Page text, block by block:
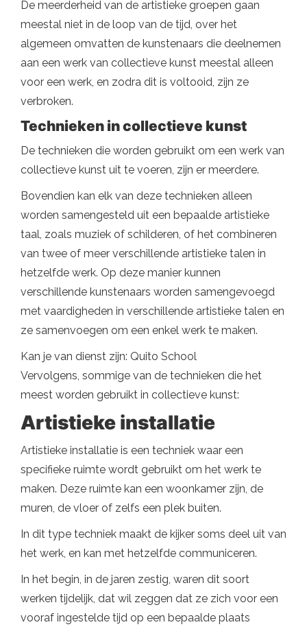
De meerderheid van de artistieke groepen gaan
meestal niet in de loop van de tijd, over het
algemeen omvatten de kunstenaars die deelnemen
aan een werk van collectieve kunst meestal alleen
voor een werk, en zodra dit is voltooid, zijn ze
verbroken.
Technieken in collectieve kunst
De technieken die worden gebruikt om een ​​werk van
collectieve kunst uit te voeren, zijn er meerdere.
Bovendien kan elk van deze technieken alleen
worden samengesteld uit een bepaalde artistieke
taal, zoals muziek of schilderen, of het combineren
van twee of meer verschillende artistieke talen in
hetzelfde werk. Op deze manier kunnen
verschillende kunstenaars worden samengevoegd
met vaardigheden in verschillende artistieke talen en
ze samenvoegen om een ​​enkel werk te maken.
Kan je van dienst zijn: Quito School
Vervolgens, sommige van de technieken die het
meest worden gebruikt in collectieve kunst:
Artistieke installatie
Artistieke installatie is een techniek waar een
specifieke ruimte wordt gebruikt om het werk te
maken. Deze ruimte kan een woonkamer zijn, de
muren, de vloer of zelfs een plek buiten.
In dit type techniek maakt de kijker soms deel uit van
het werk, en kan met hetzelfde communiceren.
In het begin, in de jaren zestig, waren dit soort
werken tijdelijk, dat wil zeggen dat ze zich voor een
vooraf ingestelde tijd op een bepaalde plaats